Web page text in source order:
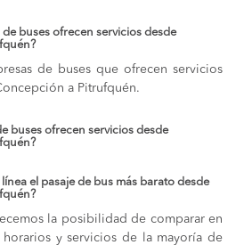
de buses ofrecen servicios desde
de buses que ofrecen servicios
a Pitrufquén.
buses ofrecen servicios desde
el pasaje de bus más barato desde
la posibilidad de comparar en
horarios y servicios de la mayoría de